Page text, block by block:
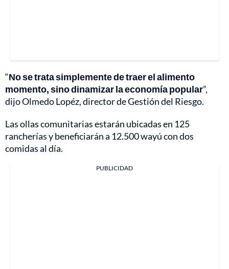
“No se trata simplemente de traer el alimento
momento, sino dinamizar la economía popular”,
dijo Olmedo Lopéz, director de Gestión del Riesgo.
Las ollas comunitarias estarán ubicadas en 125
rancherías y beneficiarán a 12.500 wayú con dos
comidas al día.
PUBLICIDAD